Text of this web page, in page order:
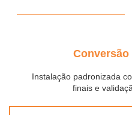
Conversão
Instalação padronizada
finais e